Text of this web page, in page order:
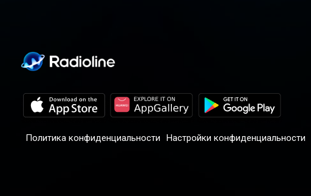
Политика конфиденциальности Настройки конфиденциальности